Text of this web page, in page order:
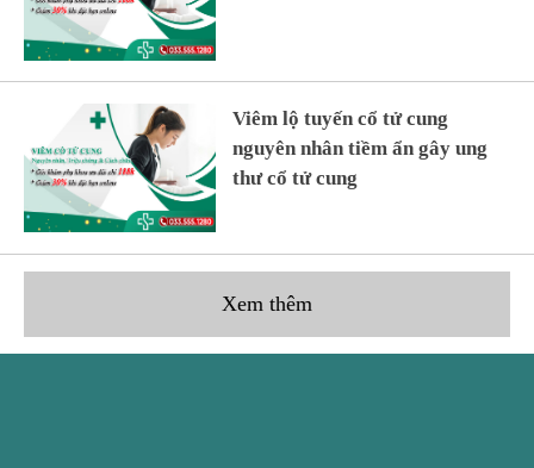
Viêm lộ tuyến cổ tử cung
nguyên nhân tiềm ẩn gây ung
thư cổ tử cung
Xem thêm